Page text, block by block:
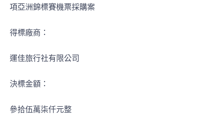
項亞洲錦標賽機票採購案
得標廠商：
運佳旅行社有限公司
決標金額：
參拾伍萬柒仟元整